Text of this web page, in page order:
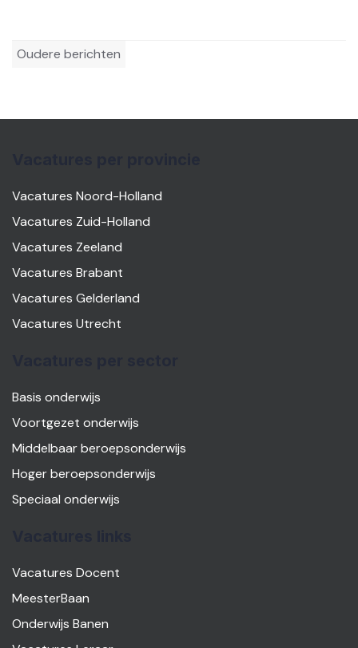
Berichtennavigatie
Oudere berichten
Vacatures Noord-Holland
Vacatures Zuid-Holland
Vacatures Zeeland
Vacatures Brabant
Vacatures Gelderland
Vacatures Utrecht
Basis onderwijs
Voortgezet onderwijs
Middelbaar beroepsonderwijs
Hoger beroepsonderwijs
Speciaal onderwijs
Vacatures Docent
MeesterBaan
Onderwijs Banen